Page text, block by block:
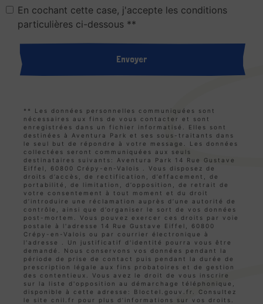
En cochant cette case, j'accepte les conditions
particulières ci-dessous **
Envoyer
** Les données personnelles communiquées sont
nécessaires aux fins de vous contacter et sont
enregistrées dans un fichier informatisé. Elles sont
destinées à Aventura Park et ses sous-traitants dans
le seul but de répondre à votre message. Les données
collectées seront communiquées aux seuls
destinataires suivants: Aventura Park 14 Rue Gustave
Eiffel, 60800 Crépy-en-Valois . Vous disposez de
droits d’accès, de rectification, d’effacement, de
portabilité, de limitation, d’opposition, de retrait de
votre consentement à tout moment et du droit
d’introduire une réclamation auprès d’une autorité de
contrôle, ainsi que d’organiser le sort de vos données
post-mortem. Vous pouvez exercer ces droits par voie
postale à l'adresse 14 Rue Gustave Eiffel, 60800
Crépy-en-Valois ou par courrier électronique à
l'adresse . Un justificatif d'identité pourra vous être
demandé. Nous conservons vos données pendant la
période de prise de contact puis pendant la durée de
prescription légale aux fins probatoires et de gestion
des contentieux. Vous avez le droit de vous inscrire
sur la liste d'opposition au démarchage téléphonique,
disponible à cette adresse: Bloctel.gouv.fr
. Consultez
le site cnil.fr pour plus d’informations sur vos droits.